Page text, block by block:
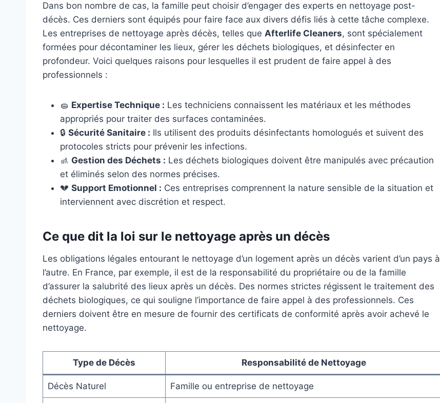
Dans bon nombre de cas, la famille peut choisir d’engager des experts en nettoyage post-
décès. Ces derniers sont équipés pour faire face aux divers défis liés à cette tâche complexe.
Les entreprises de nettoyage après décès, telles que Afterlife Cleaners, sont spécialement
formées pour décontaminer les lieux, gérer les déchets biologiques, et désinfecter en
profondeur. Voici quelques raisons pour lesquelles il est prudent de faire appel à des
professionnels :
🧽 Expertise Technique : Les techniciens connaissent les matériaux et les méthodes
appropriés pour traiter des surfaces contaminées.
🔒 Sécurité Sanitaire : Ils utilisent des produits désinfectants homologués et suivent des
protocoles stricts pour prévenir les infections.
🚮 Gestion des Déchets : Les déchets biologiques doivent être manipulés avec précaution
et éliminés selon des normes précises.
💔 Support Emotionnel : Ces entreprises comprennent la nature sensible de la situation et
interviennent avec discrétion et respect.
Ce que dit la loi sur le nettoyage après un décès
Les obligations légales entourant le nettoyage d’un logement après un décès varient d’un pays à
l’autre. En France, par exemple, il est de la responsabilité du propriétaire ou de la famille
d’assurer la salubrité des lieux après un décès. Des normes strictes régissent le traitement des
déchets biologiques, ce qui souligne l’importance de faire appel à des professionnels. Ces
derniers doivent être en mesure de fournir des certificats de conformité après avoir achevé le
nettoyage.
Type de Décès Responsabilité de Nettoyage
Décès Naturel Famille ou entreprise de nettoyage